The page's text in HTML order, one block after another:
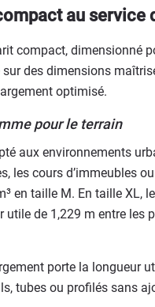
au service
compact, dimensionné
des dimensions
optimisé.
pour le terrain
aux environnements
les cours d’immeubles
en taille M. En taille XL,
utile de 1,229 m entre les
porte la longueur
tubes ou profilés sans